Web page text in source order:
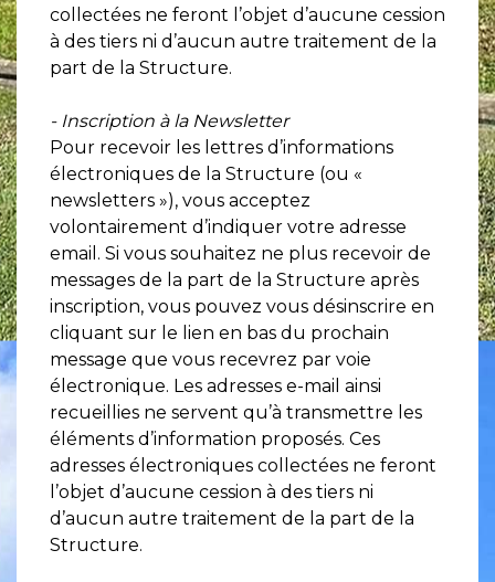
collectées ne feront l’objet d’aucune cession
à des tiers ni d’aucun autre traitement de la
part de la Structure.
- Inscription à la Newsletter
Pour recevoir les lettres d’informations
électroniques de la Structure (ou «
newsletters »), vous acceptez
volontairement d’indiquer votre adresse
email. Si vous souhaitez ne plus recevoir de
messages de la part de la Structure après
inscription, vous pouvez vous désinscrire en
cliquant sur le lien en bas du prochain
message que vous recevrez par voie
électronique. Les adresses e-mail ainsi
recueillies ne servent qu’à transmettre les
éléments d’information proposés. Ces
adresses électroniques collectées ne feront
l’objet d’aucune cession à des tiers ni
d’aucun autre traitement de la part de la
Structure.